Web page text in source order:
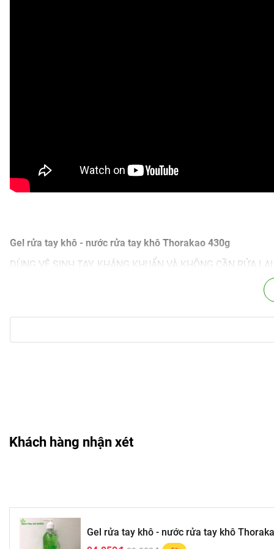
Gel rửa tay khô - nước rửa tay khô Thorakao 430g
DÙNG VỆ SINH TAY, KHÁNG KHUẨN VÀ KHÔNG CẦN RỬA LẠI
Với môi trường ô nhiễm xung quanh chúng ta, giữa vệ sinh
sạch da và kháng khuẩn, tiện lợi và hiệu quả cho đôi bàn
Khách hàng nhận xét
Gel rửa tay khô - nước rửa tay khô